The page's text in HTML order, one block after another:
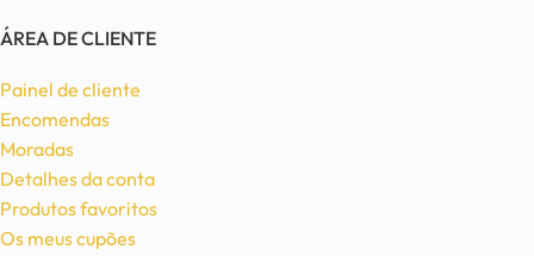
ÁREA DE CLIENTE
Painel de cliente
Encomendas
Moradas
Detalhes da conta
Produtos favoritos
Os meus cupões